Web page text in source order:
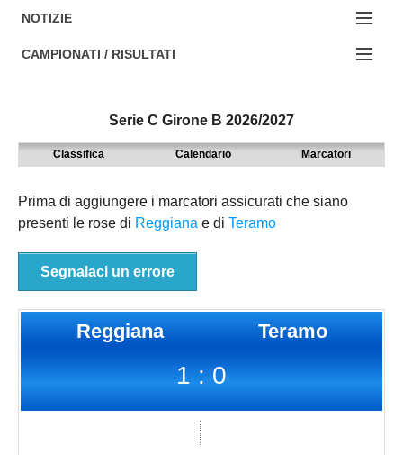
EDIZIONE:
BOLOGNA
PARMA
PIACENZA
NOTIZIE
NOTIZIE:
9° TORNEO EMILIAGOL
ECCELLENZA
PRIMA
SECONDA
CAMPIONATI / RISULTATI
REGIONALI
Serie C Girone B 2026/2027
Classifica Calendario Marcatori
Prima di aggiungere i marcatori assicurati che siano
presenti le rose di Reggiana e di Teramo
Segnalaci un errore
Reggiana Teramo
1 : 0